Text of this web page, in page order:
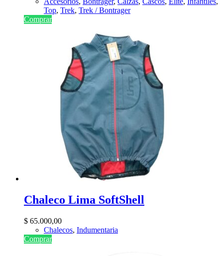
Top, Trek, Trek / Bontrager
Comprar
Chaleco Lima SoftShell
$ 65.000,00
Chalecos, Indumentaria
Comprar